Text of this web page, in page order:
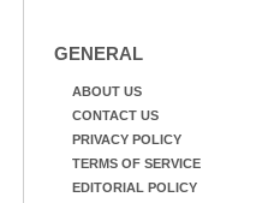
GENERAL
ABOUT US
CONTACT US
PRIVACY POLICY
TERMS OF SERVICE
EDITORIAL POLICY